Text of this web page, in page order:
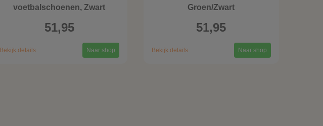
voetbalschoenen, Zwart
51,95
Bekijk details Naar shop
Groen/Zwart
51,95
Bekijk details Naar shop